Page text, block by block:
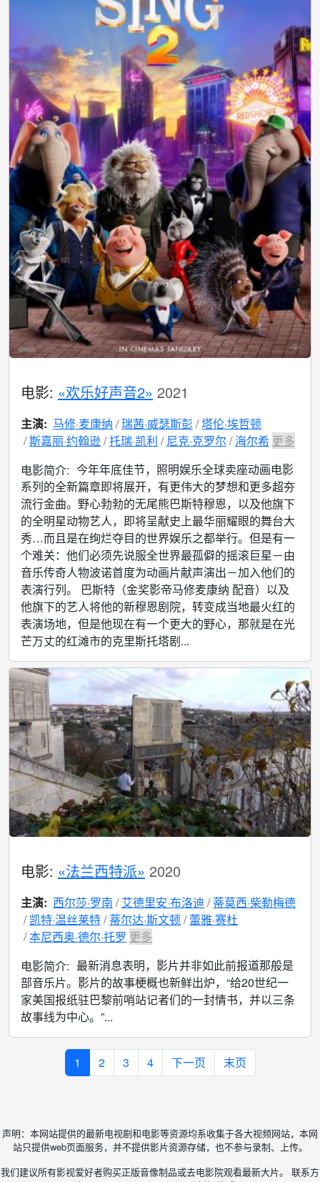
电影: «欢乐好声音2» 2021
主演: 马修·麦康纳 瑞茜·威瑟斯彭 塔伦·埃哲顿
斯嘉丽·约翰逊 托瑞·凯利 尼克·克罗尔 海尔希 更多
电影简介: 今年年底佳节，照明娱乐全球卖座动画电影
系列的全新篇章即将展开，有更伟大的梦想和更多超夯
流行金曲。野心勃勃的无尾熊巴斯特穆恩，以及他旗下
的全明星动物艺人，即将呈献史上最华丽耀眼的舞台大
秀…而且是在绚烂夺目的世界娱乐之都举行。但是有一
个难关：他们必须先说服全世界最孤僻的摇滚巨星－由
音乐传奇人物波诺首度为动画片献声演出－加入他们的
表演行列。 巴斯特（金奖影帝马修麦康纳 配音）以及
他旗下的艺人将他的新穆恩剧院，转变成当地最火红的
表演场地，但是他现在有一个更大的野心，那就是在光
芒万丈的红滩市的克里斯托塔剧...
电影: «法兰西特派» 2020
主演: 西尔莎·罗南 艾德里安·布洛迪 蒂莫西·柴勒梅德
凯特·温丝莱特 蒂尔达·斯文顿 蕾雅·赛杜
本尼西奥·德尔·托罗 更多
电影简介: 最新消息表明，影片并非如此前报道那般是
部音乐片。影片的故事梗概也新鲜出炉，“给20世纪一
家美国报纸驻巴黎前哨站记者们的一封情书，并以三条
故事线为中心。”...
1 2 3 4 下一页 末页
声明：本网站提供的最新电视剧和电影等资源均系收集于各大视频网站，本网
站只提供web页面服务，并不提供影片资源存储，也不参与录制、上传。
我们建议所有影视爱好者购买正版音像制品或去电影院观看最新大片。 联系方